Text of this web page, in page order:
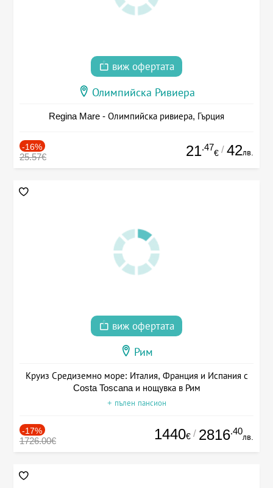
виж офертата
Олимпийска Ривиера
Regina Mare - Олимпийска ривиера, Гърция
-16%
25.57€ 21.47
€ / 42лв.
виж офертата
Рим
Круиз Средиземно море: Италия, Франция и Испания с
Costa Toscana и нощувка в Рим
+ пълен пансион
-17%
1726.00€ 1440€ / 2816.40
лв.